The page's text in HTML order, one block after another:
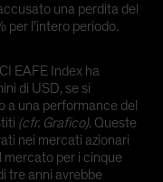
una perdita del
per l’intero periodo.
EAFE Index ha
di USD, se si
a una performance del
(cfr. Grafico). Queste
nei mercati azionari
mercato per i cinque
tre anni avrebbe